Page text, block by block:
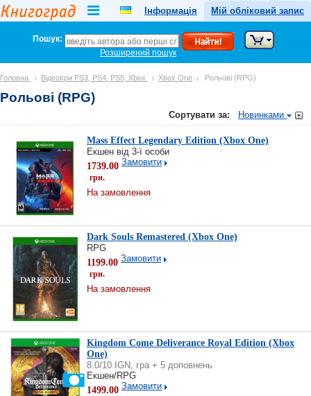
Інформація Мій обліковий запис
Пошук:
Розширений пошук
Головна Відеоігри PS3, PS4, PS5, Xbox Xbox One Рольові (RPG)
Рольові (RPG)
Сортувати за: Новинками
Mass Effect Legendary Edition (Xbox One)
Екшен від 3-ї особи
1739.00
грн.
Замовити
На замовлення
Dark Souls Remastered (Xbox One)
RPG
1199.00
грн.
Замовити
На замовлення
Kingdom Come Deliverance Royal Edition (Xbox
One)
8.0/10 IGN, гра + 5 доповнень
Екшен/RPG
1499.00 Замовити